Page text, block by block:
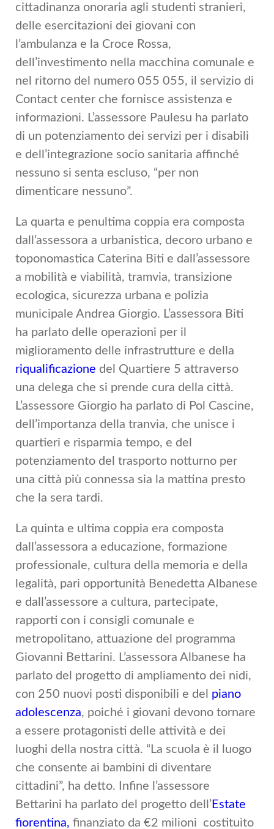
cittadinanza onoraria agli studenti stranieri,
delle esercitazioni dei giovani con
l’ambulanza e la Croce Rossa,
dell’investimento nella macchina comunale e
nel ritorno del numero 055 055, il servizio di
Contact center che fornisce assistenza e
informazioni. L’assessore Paulesu ha parlato
di un potenziamento dei servizi per i disabili
e dell’integrazione socio sanitaria affinché
nessuno si senta escluso, “per non
dimenticare nessuno”.
La quarta e penultima coppia era composta
dall’assessora a urbanistica, decoro urbano e
toponomastica Caterina Biti e dall’assessore
a mobilità e viabilità, tramvia, transizione
ecologica, sicurezza urbana e polizia
municipale Andrea Giorgio. L’assessora Biti
ha parlato delle operazioni per il
miglioramento delle infrastrutture e della
riqualificazione del Quartiere 5 attraverso
una delega che si prende cura della città.
L’assessore Giorgio ha parlato di Pol Cascine,
dell’importanza della tranvia, che unisce i
quartieri e risparmia tempo, e del
potenziamento del trasporto notturno per
una città più connessa sia la mattina presto
che la sera tardi.
La quinta e ultima coppia era composta
dall’assessora a educazione, formazione
professionale, cultura della memoria e della
legalità, pari opportunità Benedetta Albanese
e dall’assessore a cultura, partecipate,
rapporti con i consigli comunale e
metropolitano, attuazione del programma
Giovanni Bettarini. L’assessora Albanese ha
parlato del progetto di ampliamento dei nidi,
con 250 nuovi posti disponibili e del piano
adolescenza, poiché i giovani devono tornare
a essere protagonisti delle attività e dei
luoghi della nostra città. “La scuola è il luogo
che consente ai bambini di diventare
cittadini”, ha detto. Infine l’assessore
Bettarini ha parlato del progetto dell’Estate
fiorentina, finanziato da €2 milioni costituito